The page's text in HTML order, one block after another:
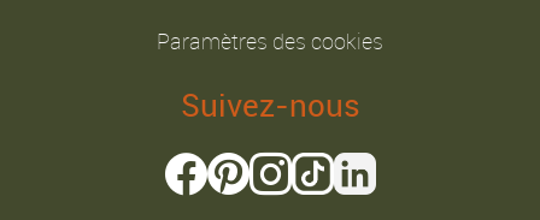
Paramètres des cookies
Suivez-nous